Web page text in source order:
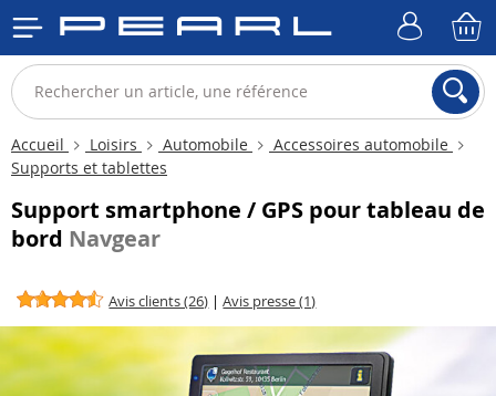
Accueil Loisirs Automobile
Accessoires automobile
Supports et tablettes
Support smartphone / GPS pour tableau de
bord Navgear
Avis clients (26) |Avis presse (1)